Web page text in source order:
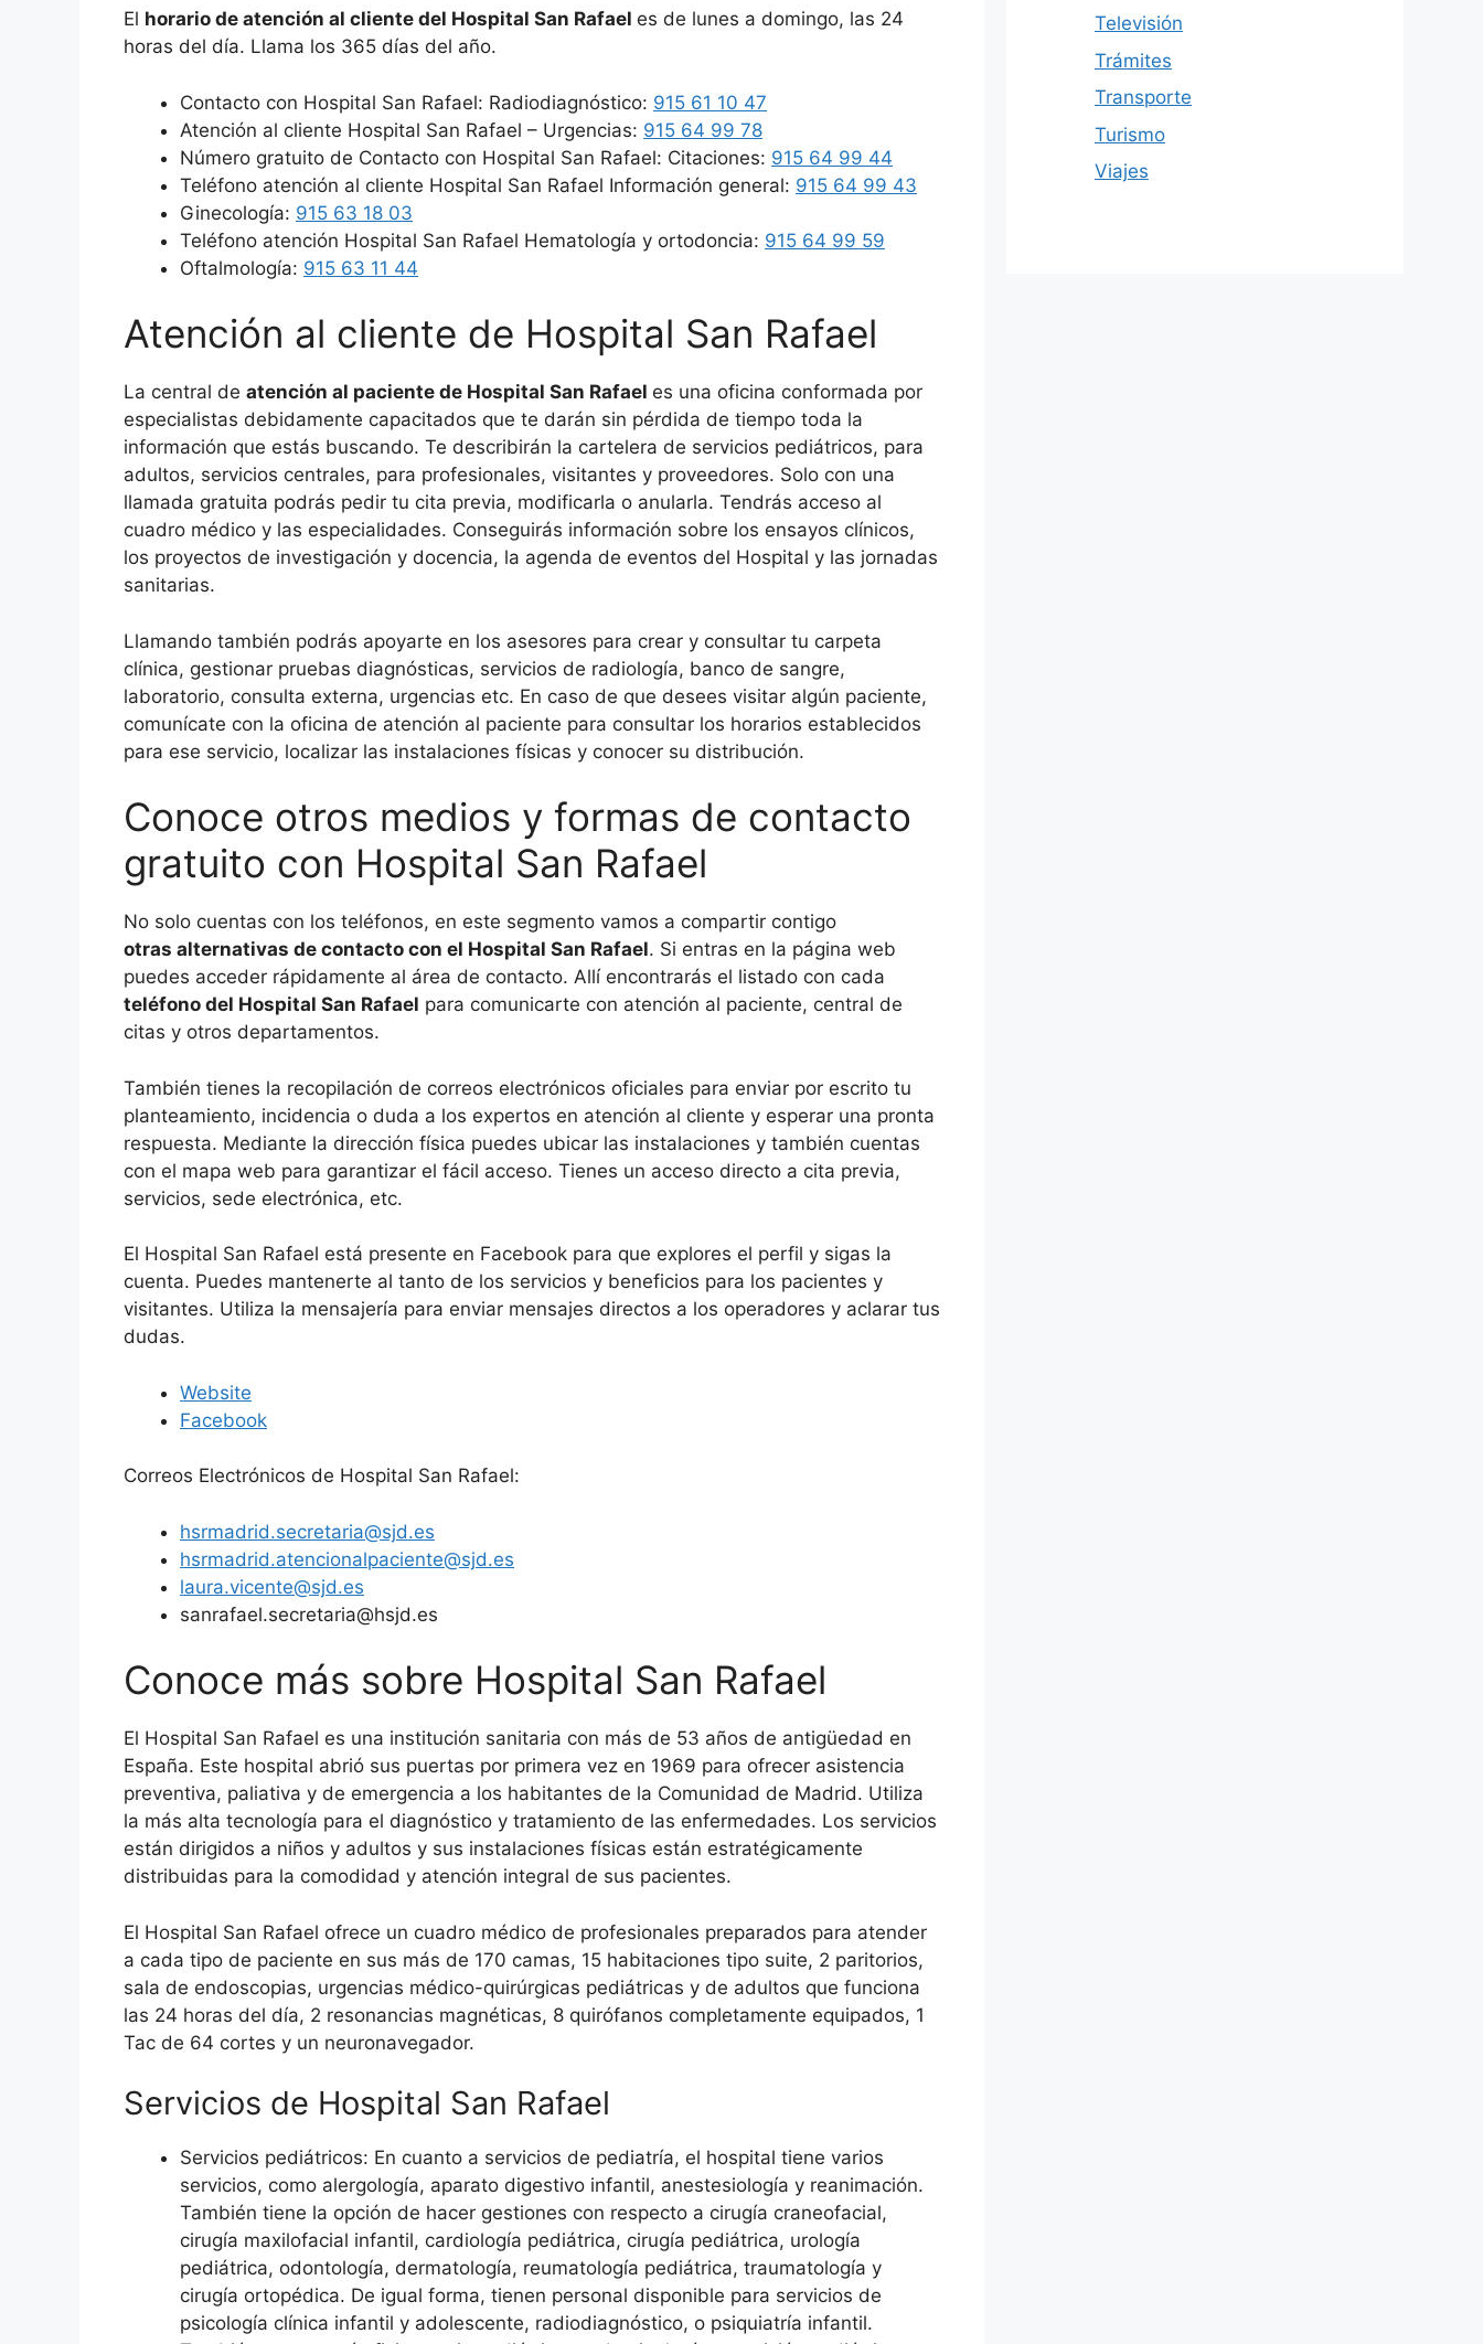
El horario de atención al cliente del Hospital San Rafael es de lunes a domingo, las 24
horas del día. Llama los 365 días del año.
Contacto con Hospital San Rafael: Radiodiagnóstico: 915 61 10 47
Atención al cliente Hospital San Rafael – Urgencias: 915 64 99 78
Número gratuito de Contacto con Hospital San Rafael: Citaciones: 915 64 99 44
Teléfono atención al cliente Hospital San Rafael Información general: 915 64 99 43
Ginecología: 915 63 18 03
Teléfono atención Hospital San Rafael Hematología y ortodoncia: 915 64 99 59
Oftalmología: 915 63 11 44
Atención al cliente de Hospital San Rafael
La central de atención al paciente de Hospital San Rafael es una oficina conformada por
especialistas debidamente capacitados que te darán sin pérdida de tiempo toda la
información que estás buscando. Te describirán la cartelera de servicios pediátricos, para
adultos, servicios centrales, para profesionales, visitantes y proveedores. Solo con una
llamada gratuita podrás pedir tu cita previa, modificarla o anularla. Tendrás acceso al
cuadro médico y las especialidades. Conseguirás información sobre los ensayos clínicos,
los proyectos de investigación y docencia, la agenda de eventos del Hospital y las jornadas
sanitarias.
Llamando también podrás apoyarte en los asesores para crear y consultar tu carpeta
clínica, gestionar pruebas diagnósticas, servicios de radiología, banco de sangre,
laboratorio, consulta externa, urgencias etc. En caso de que desees visitar algún paciente,
comunícate con la oficina de atención al paciente para consultar los horarios establecidos
para ese servicio, localizar las instalaciones físicas y conocer su distribución.
Conoce otros medios y formas de contacto
gratuito con Hospital San Rafael
No solo cuentas con los teléfonos, en este segmento vamos a compartir contigo
otras alternativas de contacto con el Hospital San Rafael. Si entras en la página web
puedes acceder rápidamente al área de contacto. Allí encontrarás el listado con cada
teléfono del Hospital San Rafael para comunicarte con atención al paciente, central de
citas y otros departamentos.
También tienes la recopilación de correos electrónicos oficiales para enviar por escrito tu
planteamiento, incidencia o duda a los expertos en atención al cliente y esperar una pronta
respuesta. Mediante la dirección física puedes ubicar las instalaciones y también cuentas
con el mapa web para garantizar el fácil acceso. Tienes un acceso directo a cita previa,
servicios, sede electrónica, etc.
El Hospital San Rafael está presente en Facebook para que explores el perfil y sigas la
cuenta. Puedes mantenerte al tanto de los servicios y beneficios para los pacientes y
visitantes. Utiliza la mensajería para enviar mensajes directos a los operadores y aclarar tus
dudas.
Website
Facebook
Correos Electrónicos de Hospital San Rafael:
hsrmadrid.secretaria@sjd.es
hsrmadrid.atencionalpaciente@sjd.es
laura.vicente@sjd.es
sanrafael.secretaria@hsjd.es
Conoce más sobre Hospital San Rafael
El Hospital San Rafael es una institución sanitaria con más de 53 años de antigüedad en
España. Este hospital abrió sus puertas por primera vez en 1969 para ofrecer asistencia
preventiva, paliativa y de emergencia a los habitantes de la Comunidad de Madrid. Utiliza
la más alta tecnología para el diagnóstico y tratamiento de las enfermedades. Los servicios
están dirigidos a niños y adultos y sus instalaciones físicas están estratégicamente
distribuidas para la comodidad y atención integral de sus pacientes.
El Hospital San Rafael ofrece un cuadro médico de profesionales preparados para atender
a cada tipo de paciente en sus más de 170 camas, 15 habitaciones tipo suite, 2 paritorios,
sala de endoscopias, urgencias médico-quirúrgicas pediátricas y de adultos que funciona
las 24 horas del día, 2 resonancias magnéticas, 8 quirófanos completamente equipados, 1
Tac de 64 cortes y un neuronavegador.
Servicios de Hospital San Rafael
Servicios pediátricos: En cuanto a servicios de pediatría, el hospital tiene varios
servicios, como alergología, aparato digestivo infantil, anestesiología y reanimación.
También tiene la opción de hacer gestiones con respecto a cirugía craneofacial,
cirugía maxilofacial infantil, cardiología pediátrica, cirugía pediátrica, urología
pediátrica, odontología, dermatología, reumatología pediátrica, traumatología y
cirugía ortopédica. De igual forma, tienen personal disponible para servicios de
psicología clínica infantil y adolescente, radiodiagnóstico, o psiquiatría infantil.
Televisión
Trámites
Transporte
Turismo
Viajes